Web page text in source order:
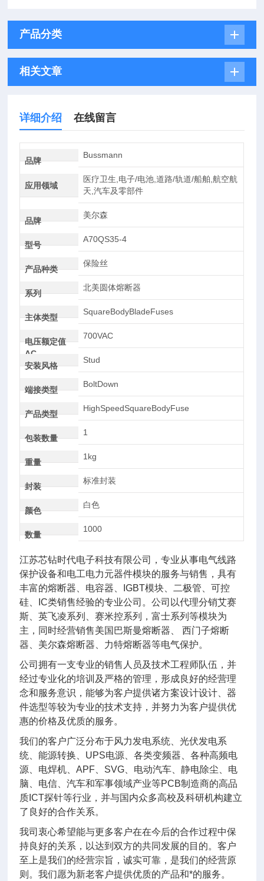
产品分类
相关文章
详细介绍 在线留言
品牌
Bussmann
应用领域
医疗卫生,电子/电池,道路/轨道/船舶,航空航
天,汽车及零部件
品牌
美尔森
型号
A70QS35-4
产品种类
保险丝
系列
北美圆体熔断器
主体类型
SquareBodyBladeFuses
电压额定值
AC
700VAC
安装风格
Stud
端接类型
BoltDown
产品类型
HighSpeedSquareBodyFuse
包装数量
1
重量
1kg
封装
标准封装
颜色
白色
数量
1000
江苏芯钻时代电子科技有限公司，专业从事电气线路
保护设备和电工电力元器件模块的服务与销售，具有
丰富的熔断器、电容器、IGBT模块、二极管、可控
硅、IC类销售经验的专业公司。公司以代理分销艾赛
斯、英飞凌系列、赛米控系列，富士系列等模块为
主，同时经营销售美国巴斯曼熔断器、 西门子熔断
器、美尔森熔断器、力特熔断器等电气保护。
公司拥有一支专业的销售人员及技术工程师队伍，并
经过专业化的培训及严格的管理，形成良好的经营理
念和服务意识，能够为客户提供诸方案设计设计、器
件选型等较为专业的技术支持，并努力为客户提供优
惠的价格及优质的服务。
我们的客户广泛分布于风力发电系统、光伏发电系
统、能源转换、UPS电源、各类变频器、各种高频电
源、电焊机、APF、SVG、电动汽车、静电除尘、电
脑、电信、汽车和军事领域产业等PCB制造商的高品
质ICT探针等行业，并与国内众多高校及科研机构建立
了良好的合作关系。
我司衷心希望能与更多客户在在今后的合作过程中保
持良好的关系，以达到双方的共同发展的目的。客户
至上是我们的经营宗旨，诚实可靠，是我们的经营原
则。我们愿为新老客户提供优质的产品和*的服务。